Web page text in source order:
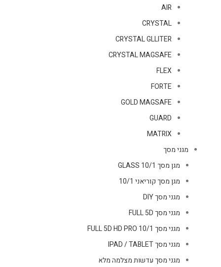
AIR
CRYSTAL
CRYSTAL GLLITER
CRYSTAL MAGSAFE
FLEX
FORTE
GOLD MAGSAFE
GUARD
MATRIX
מגני מסך
מגן מסך GLASS 10/1
מגן מסך קוריאני 10/1
מגני מסך DIY
מגני מסך FULL 5D
מגני מסך FULL 5D HD PRO 10/1
מגני מסך IPAD / TABLET
מגני מסך עדשות מצלמה מלא